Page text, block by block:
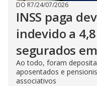
DO R7/24/07/2026
INSS paga
indevido a
segurados
Ao todo, foram
aposentados e
associativos